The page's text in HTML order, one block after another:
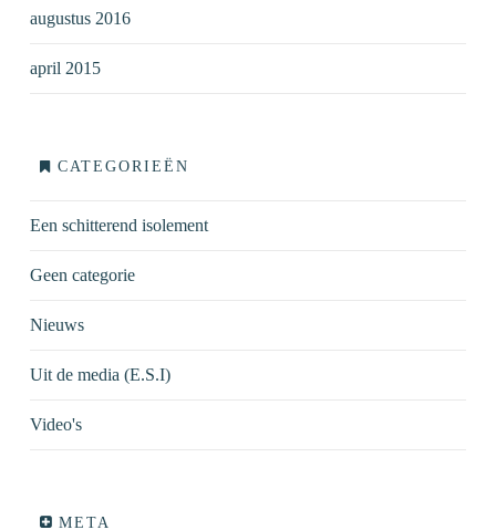
augustus 2016
april 2015
CATEGORIEËN
Een schitterend isolement
Geen categorie
Nieuws
Uit de media (E.S.I)
Video's
META